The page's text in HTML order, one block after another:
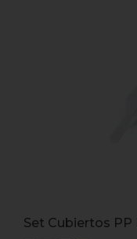
Set Cubiertos PP